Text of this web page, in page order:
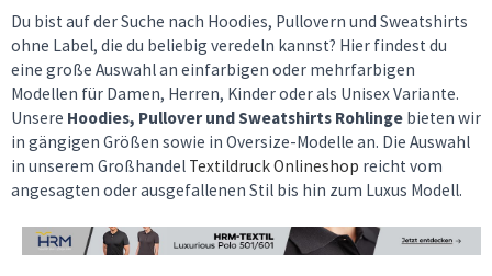
Du bist auf der Suche nach Hoodies, Pullovern und Sweatshirts
ohne Label, die du beliebig veredeln kannst? Hier findest du
eine große Auswahl an einfarbigen oder mehrfarbigen
Modellen für Damen, Herren, Kinder oder als Unisex Variante.
Unsere Hoodies, Pullover und Sweatshirts Rohlinge bieten wir
in gängigen Größen sowie in Oversize-Modelle an. Die Auswahl
in unserem Großhandel Textildruck Onlineshop reicht vom
angesagten oder ausgefallenen Stil bis hin zum Luxus Modell.